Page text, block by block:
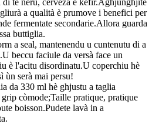
di tè neru, cerveza è kefir.Aghjunghjite
a qualità è prumove i benefici per
fermentate secondarie.Allora guarda
buttiglia.
a seal, mantenendu u cuntenutu di a
beccu faciule da versà face un
è l'acitu disordinatu.U coperchiu hè
ùn serà mai persu!
da 330 ml hè ghjustu a taglia
còmode;Taille pratique, pratique
boisson.Pudete lavà in a